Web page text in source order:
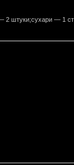
2 штуки;сухари — 1